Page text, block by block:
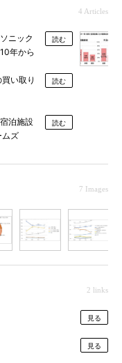
4 Articles
ニック
年から
読む
い取り
読む
泊施設
ムズ
読む
7 Images
2 links
見る
見る